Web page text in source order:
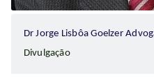
Dr Jorge Lisbôa Goelzer
Divulgação